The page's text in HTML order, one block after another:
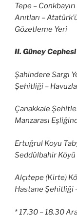
Tepe –
Anıtları –
Gözetleme Yeri
II. Güney Cephesi
Şahindere Sargı
Şehitliği –
Çanakkale
Manzarası
Ertuğrul Koyu
Seddülbahir Köyü
Alçıtepe (Kirte)
Hastane Şehitliği
* 17.30 – 18.30